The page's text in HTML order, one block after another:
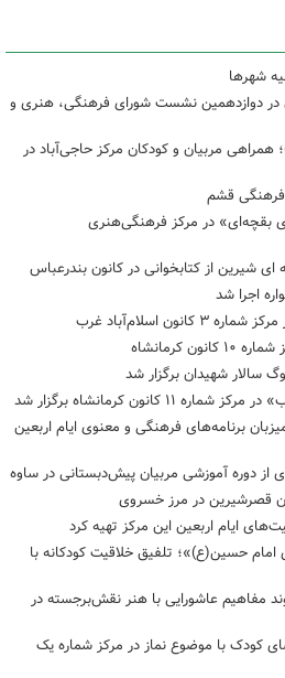
شهرها
در دوازدهمین نشست شورای فرهنگی، هنری و
همراهی مربیان و کودکان مرکز حاجی‌آباد در
فرهنگی قشم
بقچه‌ای» در مرکز فرهنگی‌هنری
شیرین از کتابخوانی در کانون بندرعباس
اجرا شد
اسلام‌آباد غرب
کرمانشاه
سالار شهیدان برگزار شد
کانون کرمانشاه برگزار شد
میزبان برنامه‌های فرهنگی و معنوی ایام اربعین
از دوره آموزشی مربیان پیش‌دبستانی در ساوه
قصرشیرین در مرز خسروی
ایام اربعین این مرکز تهیه کرد
حسین(ع)»؛ تلفیق خلاقیت کودکانه با
مفاهیم عاشورایی با هنر نقش‌برجسته در
کودک با موضوع نماز در مرکز شماره یک